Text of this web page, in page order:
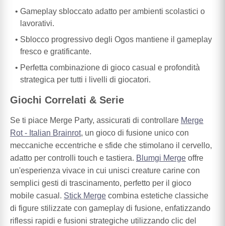
Gameplay sbloccato adatto per ambienti scolastici o
lavorativi.
Sblocco progressivo degli Ogos mantiene il gameplay
fresco e gratificante.
Perfetta combinazione di gioco casual e profondità
strategica per tutti i livelli di giocatori.
Giochi Correlati & Serie
Se ti piace Merge Party, assicurati di controllare Merge
Rot - Italian Brainrot, un gioco di fusione unico con
meccaniche eccentriche e sfide che stimolano il cervello,
adatto per controlli touch e tastiera. Blumgi Merge offre
un'esperienza vivace in cui unisci creature carine con
semplici gesti di trascinamento, perfetto per il gioco
mobile casual. Stick Merge combina estetiche classiche
di figure stilizzate con gameplay di fusione, enfatizzando
riflessi rapidi e fusioni strategiche utilizzando clic del